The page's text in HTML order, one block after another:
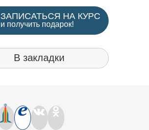
ЗАПИСАТЬСЯ НА КУРС
и получить подарок!
В закладки